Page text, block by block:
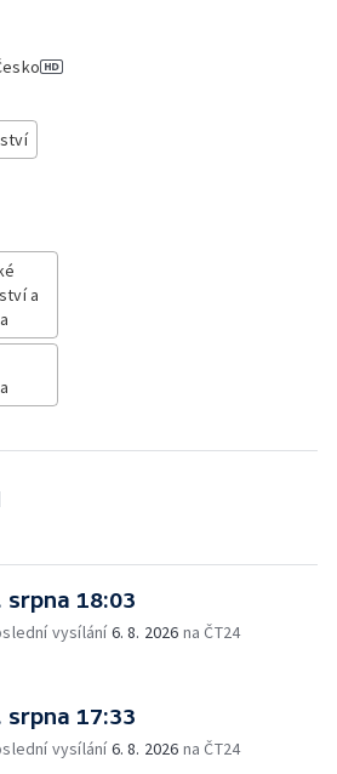
a
srpna 18:03
vysílání6. 8. 2026 na ČT24
srpna 17:33
vysílání6. 8. 2026 na ČT24